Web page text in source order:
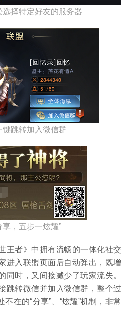
选择特定好友的服务器
键跳转加入微信群
享，五步一炫耀”
王者》中拥有流畅的一体化社交
进入联盟页面后自动弹出，既增
同时，又间接减少了玩家流失。
跳转微信并加入微信群，整个过
在的“分享”、“炫耀”机制，非常